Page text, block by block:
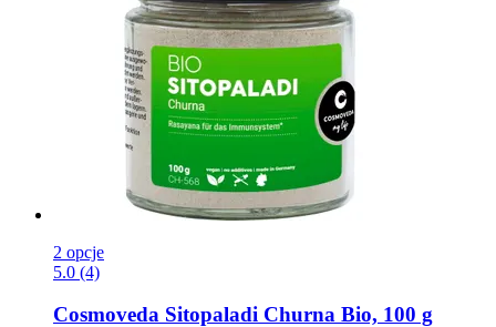
2 opcje
5.0 (4)
Cosmoveda Sitopaladi Churna Bio, 100 g